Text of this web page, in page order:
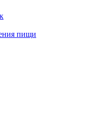
пищи